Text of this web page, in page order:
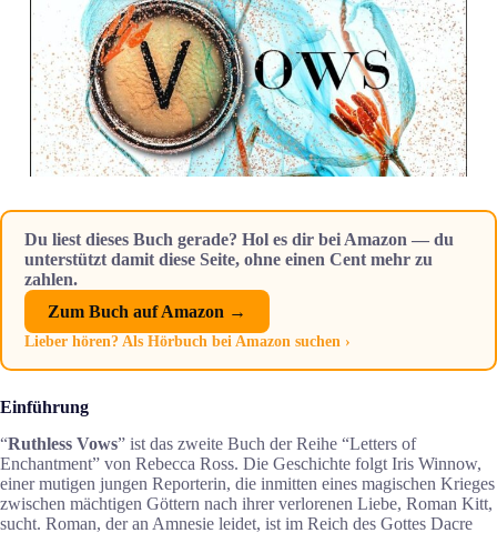
Du liest dieses Buch gerade? Hol es dir bei Amazon — du
unterstützt damit diese Seite, ohne einen Cent mehr zu
zahlen.
Zum Buch auf Amazon →
Lieber hören? Als Hörbuch bei Amazon suchen ›
Einführung
“Ruthless Vows” ist das zweite Buch der Reihe “Letters of
Enchantment” von Rebecca Ross. Die Geschichte folgt Iris Winnow,
einer mutigen jungen Reporterin, die inmitten eines magischen Krieges
zwischen mächtigen Göttern nach ihrer verlorenen Liebe, Roman Kitt,
sucht. Roman, der an Amnesie leidet, ist im Reich des Gottes Dacre